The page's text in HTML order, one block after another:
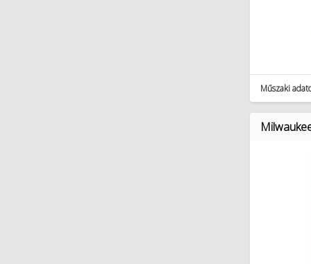
Műszaki